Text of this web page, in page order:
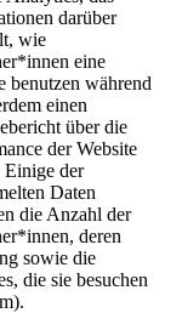
darüber
wie
eine
benutzen während
einen
über die
der Website
Einige der
Daten
die Anzahl der
deren
sowie die
die sie besuchen